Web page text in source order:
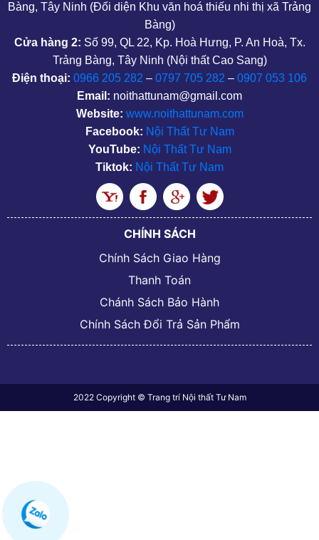
Bàng, Tây Ninh (Đối diện Khu văn hoá thiếu nhi thị xã Trảng
Bàng)
Cửa hàng 2: Số 99, QL 22, Kp. Hoà Hưng, P. An Hoà, Tx.
Trảng Bàng, Tây Ninh (Nội thất Cao Sang)
Điện thoại: 0966 205 282 – 0797 705 282 – 0907 053 106
Email: noithattunam@gmail.com
Website: www.noithattunam.com
Facebook: Nội Thất Tư Nam
YouTube: Nội Thất Tư Nam
Tiktok: Nội Thất Tư Nam
CHÍNH SÁCH
Chính Sách Giao Hàng
Thanh Toán
Chánh Sách Bảo Hành
Chính Sách Đổi Trả Sản Phẩm
2022 Copyright © Trang trí Nội thất Tư Nam